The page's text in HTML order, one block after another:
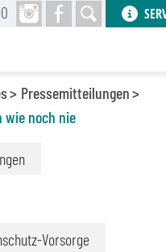
Pressemitteilungen
wie noch nie
Vorsorge